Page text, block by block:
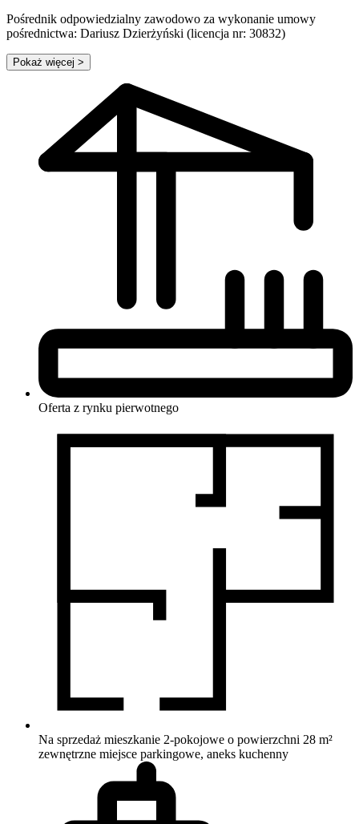
Pośrednik odpowiedzialny zawodowo za wykonanie umowy
pośrednictwa: Dariusz Dzierżyński (licencja nr: 30832)
Pokaż więcej >
Oferta z rynku pierwotnego
Na sprzedaż mieszkanie 2-pokojowe o powierzchni 28 m²
zewnętrzne miejsce parkingowe, aneks kuchenny